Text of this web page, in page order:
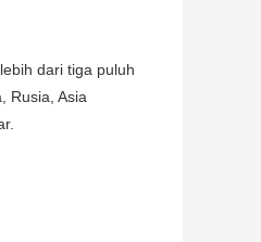
dari tiga puluh
Rusia, Asia